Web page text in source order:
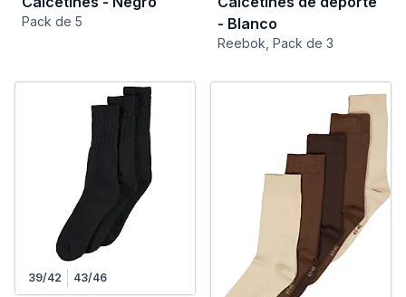
Pack de 5
- Blanco
Reebok, Pack de 3
39/42 43/46